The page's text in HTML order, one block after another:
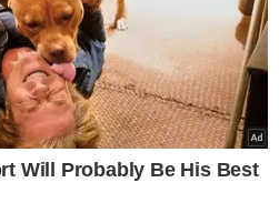
espaços destinados à
regionais, artesanato,
além de
à gastronomia típica do
local se consolide ainda mais
de visitação para quem
como destino turístico.
a entrega da obra
avanço para o